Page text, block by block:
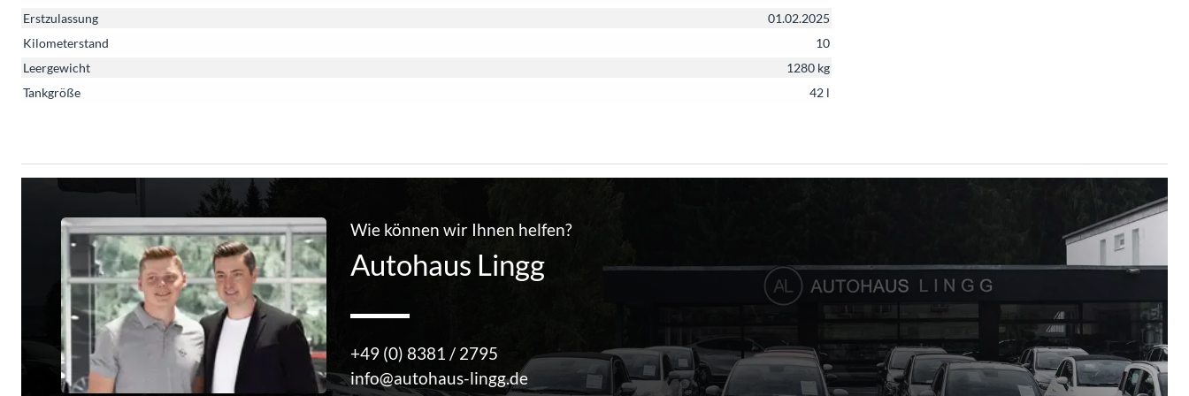
Erstzulassung
01.02.2025
Kilometerstand
10
Leergewicht
1280 kg
Tankgröße
42 l
Wie können wir Ihnen helfen?
Autohaus Lingg
+49 (0) 8381 / 2795
info@autohaus-lingg.de